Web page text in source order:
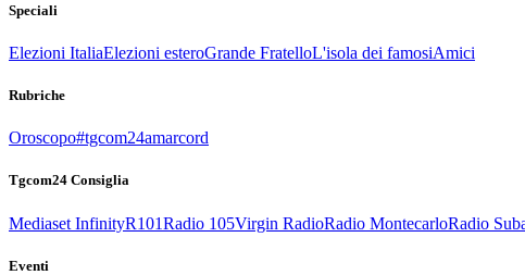
Speciali
Elezioni ItaliaElezioni esteroGrande FratelloL'isola dei famosiAmici
Rubriche
Oroscopo#tgcom24amarcord
Tgcom24 Consiglia
Mediaset InfinityR101Radio 105Virgin RadioRadio MontecarloRadio
Eventi